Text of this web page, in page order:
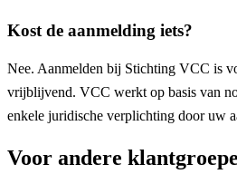
Kost de aanmelding iets?
Nee. Aanmelden bij Stichting VCC is
vrijblijvend. VCC werkt op basis van
enkele juridische verplichting door uw
Voor andere